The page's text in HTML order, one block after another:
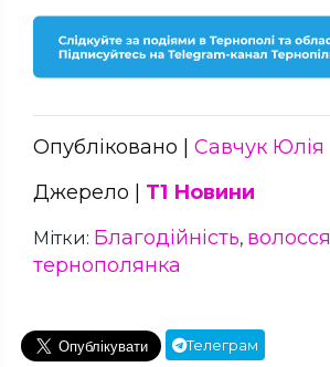
Опубліковано | Савчук Юлія
Джерело | Т1 Новини
Мітки: Благодійність, волосся
тернополянка
Телеграм